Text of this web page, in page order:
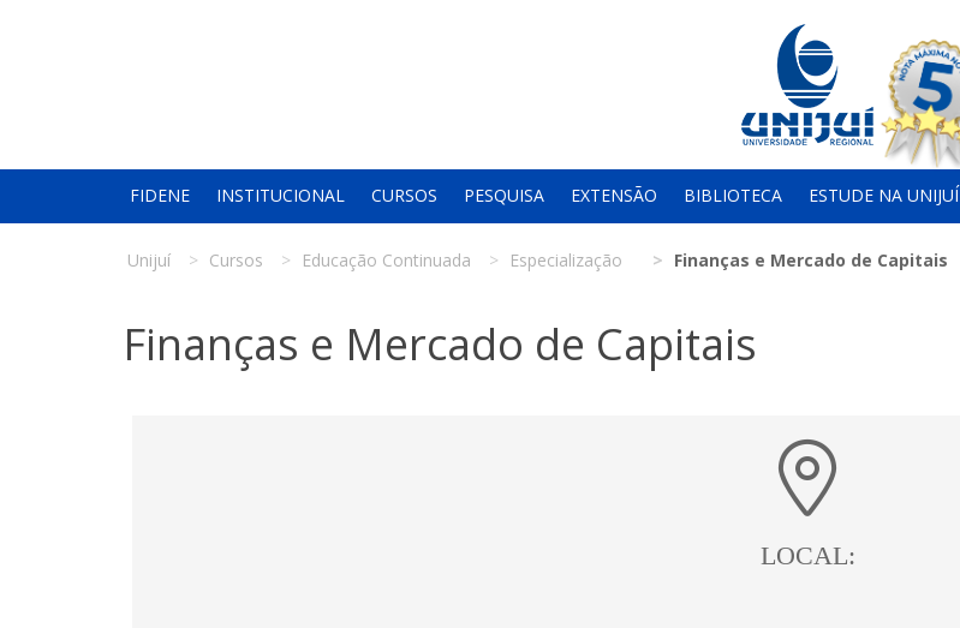
FIDENE INSTITUCIONAL CURSOS PESQUISA EXTENSÃO BIBLIOTECA ESTUDE NA UNIJUÍ
Unijuí Cursos Educação Continuada Especialização Finanças e Mercado de Capitais
Finanças e Mercado de Capitais